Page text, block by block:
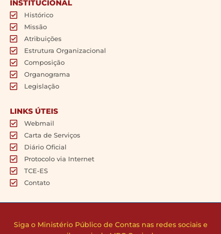
INSTITUCIONAL
Histórico
Missão
Atribuições
Estrutura Organizacional
Composição
Organograma
Legislação
LINKS ÚTEIS
Webmail
Carta de Serviços
Diário Oficial
Protocolo via Internet
TCE-ES
Contato
Siga o Ministério Público de Contas nas redes sociais e